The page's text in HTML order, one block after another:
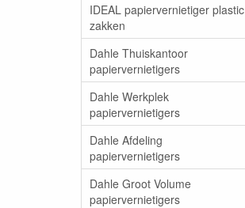
IDEAL papiervernietiger plastic
zakken
Dahle Thuiskantoor
papiervernietigers
Dahle Werkplek
papiervernietigers
Dahle Afdeling
papiervernietigers
Dahle Groot Volume
papiervernietigers